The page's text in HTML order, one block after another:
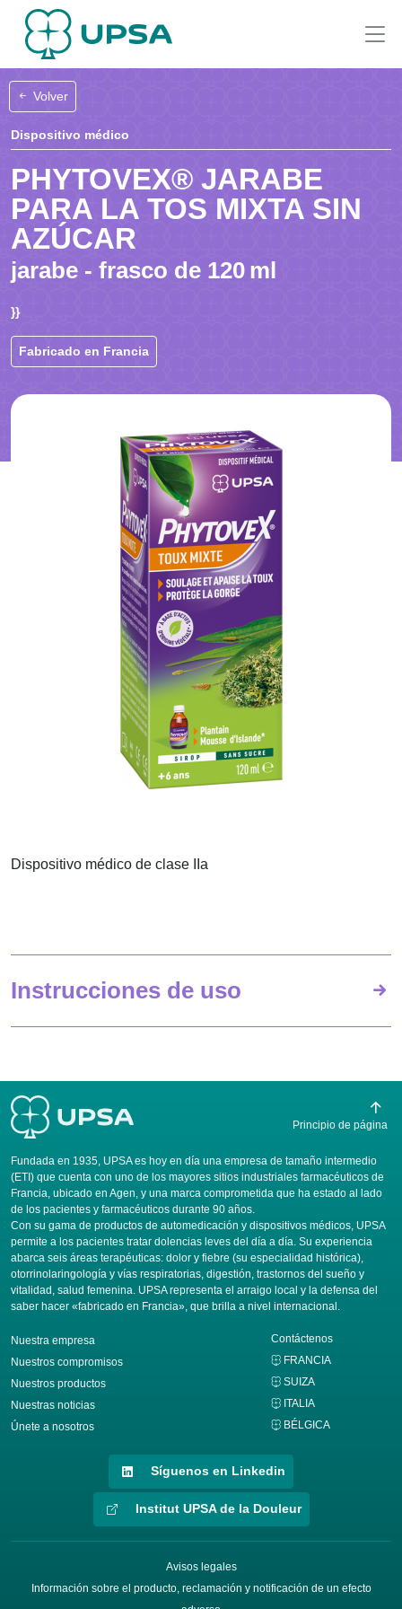
Volver
Dispositivo médico
PHYTOVEX® JARABE
PARA LA TOS MIXTA SIN
AZÚCAR
jarabe - frasco de 120 ml
}}
Fabricado en Francia
Dispositivo médico de clase IIa
Instrucciones de uso
Fundada en 1935, UPSA es hoy en día una empresa de tamaño intermedio
(ETI) que cuenta con uno de los mayores sitios industriales farmacéuticos de
Francia, ubicado en Agen, y una marca comprometida que ha estado al lado
de los pacientes y farmacéuticos durante 90 años.
Con su gama de productos de automedicación y dispositivos médicos, UPSA
permite a los pacientes tratar dolencias leves del día a día. Su experiencia
abarca seis áreas terapéuticas: dolor y fiebre (su especialidad histórica),
otorrinolaringología y vías respiratorias, digestión, trastornos del sueño y
vitalidad, salud femenina. UPSA representa el arraigo local y la defensa del
saber hacer «fabricado en Francia», que brilla a nivel internacional.
Nuestra empresa
Nuestros compromisos
Nuestros productos
Nuestras noticias
Únete a nosotros
Contáctenos
FRANCIA
SUIZA
ITALIA
BÉLGICA
Principio de página
Síguenos en Linkedin
Institut UPSA de la Douleur
Avisos legales
Información sobre el producto, reclamación y notificación de un efecto